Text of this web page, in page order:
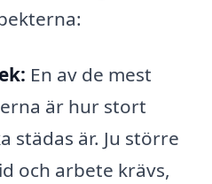
En av de mest
är hur stort
städas är. Ju större
och arbete krävs,